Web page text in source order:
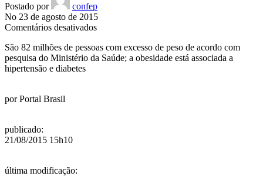
Postado por
confep
No 23 de agosto de 2015
Comentários desativadosem
da
metade
São 82 milhões de pessoas com excesso de peso de acordo com
pesquisa do Ministério da Saúde; a obesidade está associada a
hipertensão e diabetes
porPortal Brasil
publicado:
21/08/2015 15h10
última modificação: